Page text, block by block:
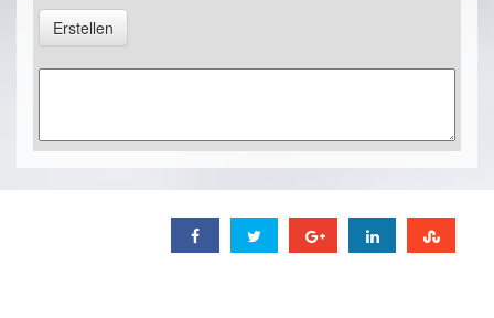
Erstellen